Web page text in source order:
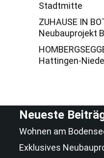
Stadtmitte
ZUHAUSE IN
Neubauprojekt
Hattingen-
Neueste
Wohnen am
Exklusives